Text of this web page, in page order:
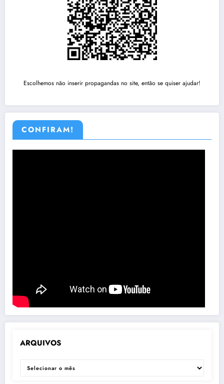
Escolhemos não inserir propagandas no site, então se quiser ajudar!
CONFIRAM!
ARQUIVOS
ARQUIVOS